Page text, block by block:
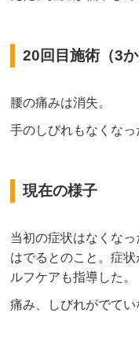
20回目施術（3か
腰の痛みは消失。
手のしびれもなくなっ
現在の様子
当初の症状はなくな
はでるとのこと。症
ルフケアも指導した。
痛み、しびれがでてい